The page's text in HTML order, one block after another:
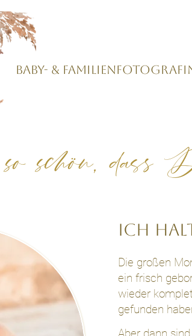
Baby- &
schön, dass
Ich
Die großen
ein frisch
wieder
gefunden